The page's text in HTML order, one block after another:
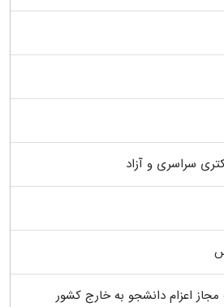
سراسری و آزاد
اعزام دانشجو به خارج کشور